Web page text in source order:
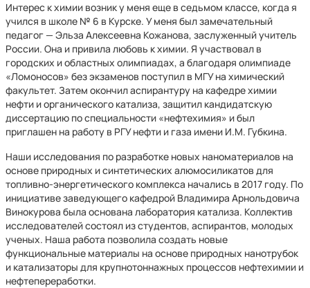
Интерес к химии возник у меня еще в седьмом классе, когда я
учился в школе № 6 в Курске. У меня был замечательный
педагог — Эльза Алексеевна Кожанова, заслуженный учитель
России. Она и привила любовь к химии. Я участвовал в
городских и областных олимпиадах, а благодаря олимпиаде
«Ломоносов» без экзаменов поступил в МГУ на химический
факультет. Затем окончил аспирантуру на кафедре химии
нефти и органического катализа, защитил кандидатскую
диссертацию по специальности «нефтехимия» и был
приглашен на работу в РГУ нефти и газа имени И.М. Губкина.
Наши исследования по разработке новых наноматериалов на
основе природных и синтетических алюмосиликатов для
топливно-энергетического комплекса начались в 2017 году. По
инициативе заведующего кафедрой Владимира Арнольдовича
Винокурова была основана лаборатория катализа. Коллектив
исследователей состоял из студентов, аспирантов, молодых
ученых. Наша работа позволила создать новые
функциональные материалы на основе природных нанотрубок
и катализаторы для крупнотоннажных процессов нефтехимии и
нефтепереработки.